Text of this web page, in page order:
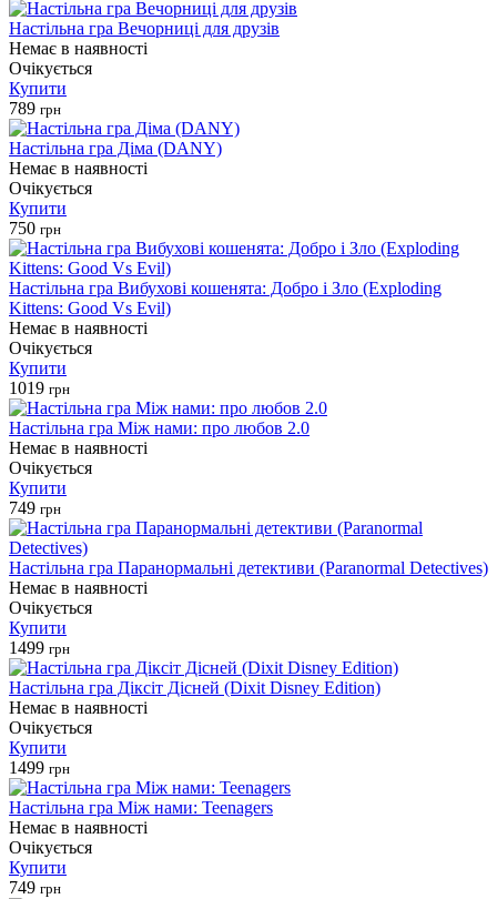
Настільна гра Вечорниці для друзів
Немає в наявності
Очікується
Купити
789 грн
Настільна гра Діма (DANY)
Немає в наявності
Очікується
Купити
750 грн
Настільна гра Вибухові кошенята: Добро і Зло (Exploding
Kittens: Good Vs Evil)
Немає в наявності
Очікується
Купити
1019 грн
Настільна гра Між нами: про любов 2.0
Немає в наявності
Очікується
Купити
749 грн
Настільна гра Паранормальні детективи (Paranormal Detectives)
Немає в наявності
Очікується
Купити
1499 грн
Настільна гра Діксіт Дісней (Dixit Disney Edition)
Немає в наявності
Очікується
Купити
1499 грн
Настільна гра Між нами: Teenagers
Немає в наявності
Очікується
Купити
749 грн